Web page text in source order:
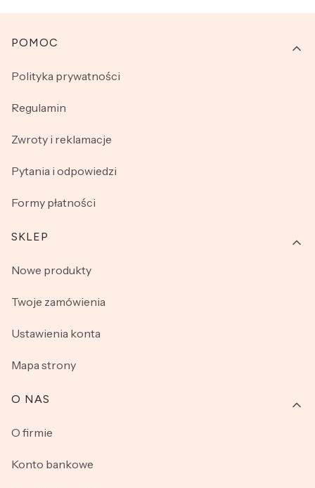
Linki w stopce
POMOC
Polityka prywatności
Regulamin
Zwroty i reklamacje
Pytania i odpowiedzi
Formy płatności
SKLEP
Nowe produkty
Twoje zamówienia
Ustawienia konta
Mapa strony
O NAS
O firmie
Konto bankowe